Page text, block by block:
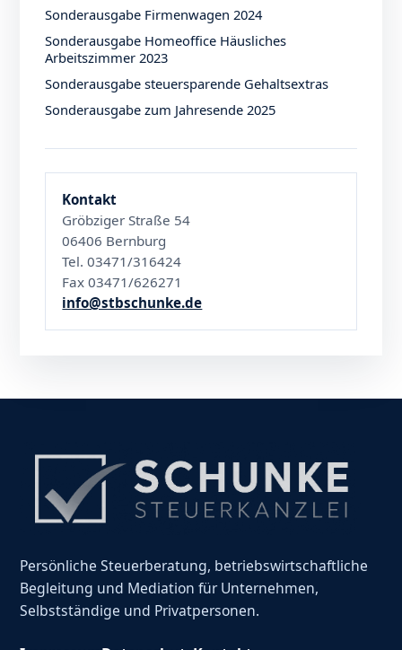
Sonderausgabe Firmenwagen 2024
Sonderausgabe Homeoffice Häusliches
Arbeitszimmer 2023
Sonderausgabe steuersparende Gehaltsextras
Sonderausgabe zum Jahresende 2025
Kontakt
Gröbziger Straße 54
06406 Bernburg
Tel. 03471/316424
Fax 03471/626271
info@stbschunke.de
Persönliche Steuerberatung, betriebswirtschaftliche
Begleitung und Mediation für Unternehmen,
Selbstständige und Privatpersonen.